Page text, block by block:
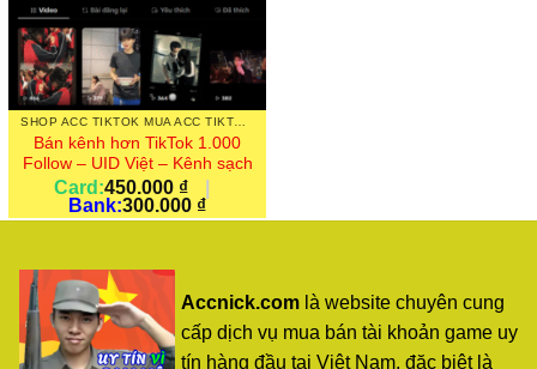
SHOP ACC TIKTOK MUA ACC TIKTOK UY TÍN NICKTIKTOK 1000 FOLLOW
Bán kênh hơn TikTok 1.000
Follow – UID Việt – Kênh sạch
Card:450.000 ₫
Bank:300.000 ₫
Accnick.com là website chuyên cung
cấp dịch vụ mua bán tài khoản game uy
tín hàng đầu tại Việt Nam, đặc biệt là